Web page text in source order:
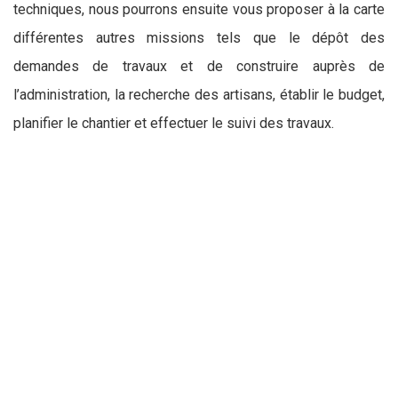
techniques, nous pourrons ensuite vous proposer à la carte
différentes autres missions tels que le dépôt des
demandes de travaux et de construire auprès de
l’administration, la recherche des artisans, établir le budget,
planifier le chantier et effectuer le suivi des travaux.